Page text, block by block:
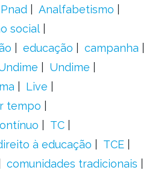
Pnad
Analfabetismo
social
educação
campanha
Undime
Live
tempo
TC
à educação
TCE
comunidades tradicionais